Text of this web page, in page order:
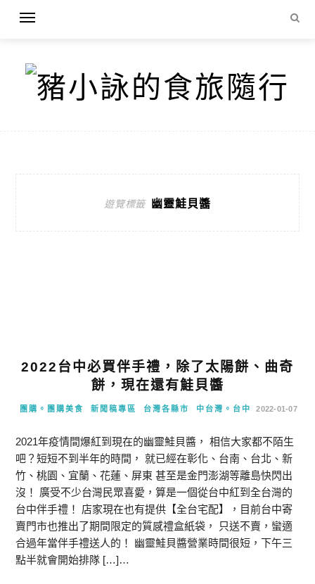
遊覽標籤 幽靈鮭貝醬
2022台中必買伴手禮，除了太陽餅、曲奇
餅，現在還有鮭貝醬
團購。團購美食 新聞稿專區 台灣各縣市 中台灣。台中 2022-01-07
2021年疫情間爆紅到現在的幽靈鮭貝醬， 相信大家都不陌生
吧？短短不到半年的時間， 就已經在彰化、台南、台北、新
竹、桃園、宜蘭、花蓮、屏東 甚至是金門澎湖等離島快閃出
沒！ 廣受不少台灣民眾喜愛，算是一個從台中紅到全台灣的
台中伴手禮！ 店家現在也有提供【全台宅配】，目前台中寄
賣門市也推出了期間限定的質感禮盒紙袋， 只送不賣，蠻適
合過年當伴手禮送人的！ 幽靈鮭貝醬營業時間很短，下午三
點半就會開始排隊 […]…